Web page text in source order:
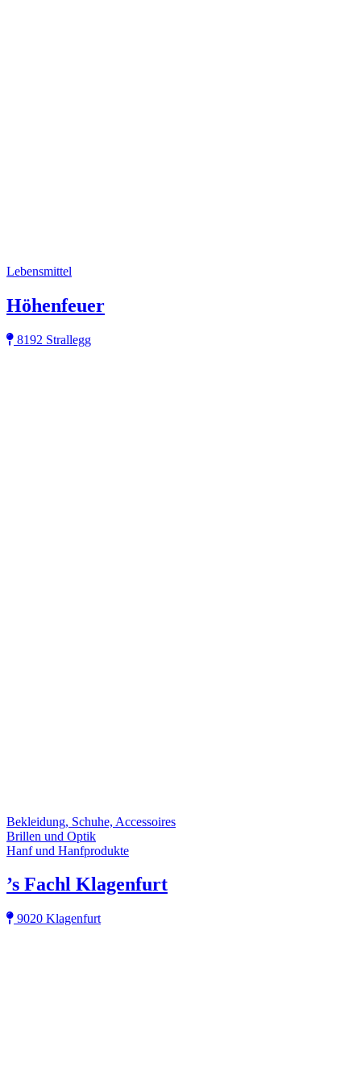
Lebensmittel
Höhenfeuer
8192 Strallegg
Bekleidung, Schuhe, Accessoires
Brillen und Optik
Hanf und Hanfprodukte
’s Fachl Klagenfurt
9020 Klagenfurt